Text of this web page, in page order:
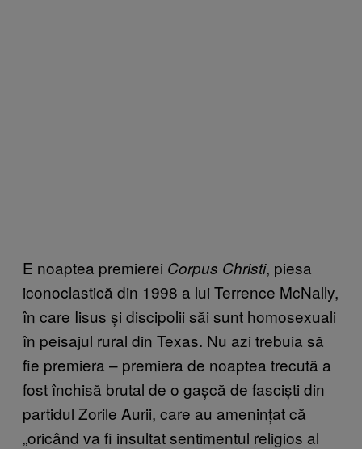
E noaptea premierei Corpus Christi, piesa
iconoclastică din 1998 a lui Terrence McNally,
în care Iisus și discipolii săi sunt homosexuali
în peisajul rural din Texas. Nu azi trebuia să
fie premiera – premiera de noaptea trecută a
fost închisă brutal de o gașcă de fasciști din
partidul Zorile Aurii, care au amenințat că
„oricând va fi insultat sentimentul religios al